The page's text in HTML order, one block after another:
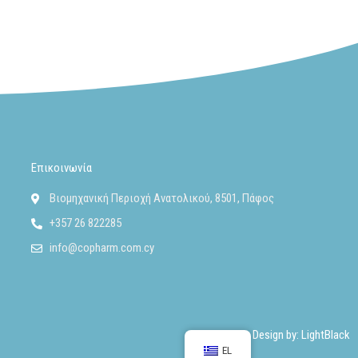
Επικοινωνία
Βιομηχανική Περιοχή Ανατολικού, 8501, Πάφος
+357 26 822285
info@copharm.com.cy
Design by: LightBlack
EL